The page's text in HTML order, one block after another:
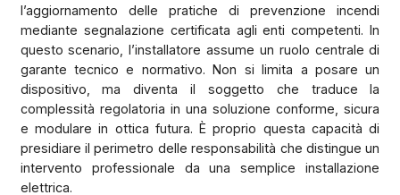
l’aggiornamento delle pratiche di prevenzione incendi
mediante segnalazione certificata agli enti competenti. In
questo scenario, l’installatore assume un ruolo centrale di
garante tecnico e normativo. Non si limita a posare un
dispositivo, ma diventa il soggetto che traduce la
complessità regolatoria in una soluzione conforme, sicura
e modulare in ottica futura. È proprio questa capacità di
presidiare il perimetro delle responsabilità che distingue un
intervento professionale da una semplice installazione
elettrica.